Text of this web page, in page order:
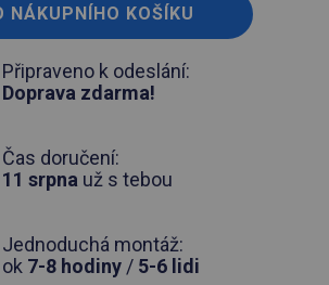
NÁKUPNÍHO KOŠÍKU
Připraveno k odeslání:
Doprava zdarma!
Čas doručení:
11 srpna už s tebou
Jednoduchá montáž:
ok 7-8 hodiny / 5-6 lidi